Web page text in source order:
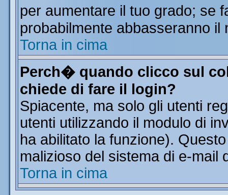
per aumentare il tuo grado; se
probabilmente abbasseranno il
Torna in cima
Perch� quando clicco sul
chiede di fare il login?
Spiacente, ma solo gli utenti
utenti utilizzando il modulo di
ha abilitato la funzione).
malizioso del sistema di e-mail
Torna in cima